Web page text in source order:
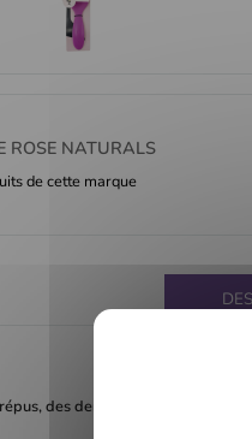
ROSE NATURALS
de cette marque
des dents flexibles et